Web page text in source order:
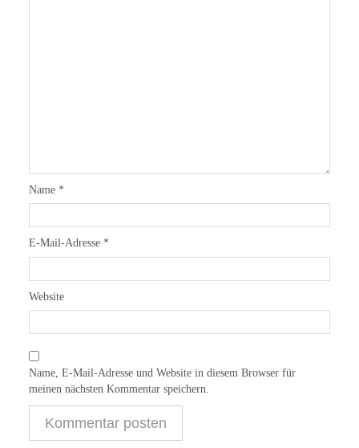
Name *
E-Mail-Adresse *
Website
Name, E-Mail-Adresse und Website in diesem Browser für
meinen nächsten Kommentar speichern.